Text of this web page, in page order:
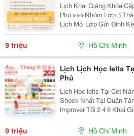
Lịch Khai Giảng Khóa
Phú ≫≫≫Nhóm Lớp 3 Tháng/ Đóng Tiền Hp Theo Khóa +
Lịch Mở Lớp Gửi Đính
Lớp + Giáo Trình Ielts
Nước Ngoài Bám Sát +
9 triệu Hồ Chí Minh
Lịch Lịch Học Ielts
Phú
Lịch Học Ielts Tại Cet Năm
Shock Nhất Tại Quận Tân Phú Tháng
Improver Tối 2 4 6 Khai Giảng: 13/07/2026 Khung Giờ:
18:00 Đến 21:00 Học Phí Ưu Đãi 5% Khi Đăng Ký 2/ Ielts
Basic Tối 3 5 7 Khai...
9 triệu Hồ Chí Minh